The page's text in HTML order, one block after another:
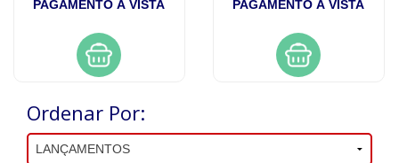
PAGAMENTO À VISTA PAGAMENTO À VISTA
Ordenar Por: